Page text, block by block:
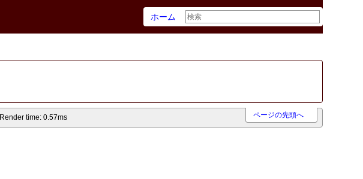
ホーム
Render time: 0.57ms ページの先頭へ